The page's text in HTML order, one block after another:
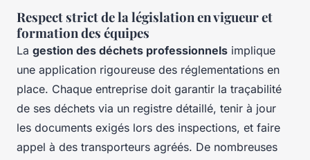
Respect strict de la législation en vigueur et
formation des équipes
La gestion des déchets professionnels implique
une application rigoureuse des réglementations en
place. Chaque entreprise doit garantir la traçabilité
de ses déchets via un registre détaillé, tenir à jour
les documents exigés lors des inspections, et faire
appel à des transporteurs agréés. De nombreuses